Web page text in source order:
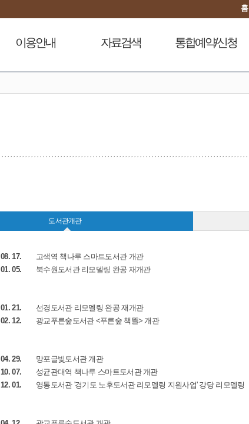
홈
이용안내
자료기증
자료검색
추천도서
통합예약/신청
열람실좌석현황
도서관개관
08. 17.
고색역 책나루 스마트도서관 개관
01. 05.
북수원도서관 리모델링 완공 재개관
01. 21.
선경도서관 리모델링 완공 재개관
02. 12.
광교푸른숲도서관 <푸른숲 책뜰> 개관
04. 29.
망포글빛도서관 개관
10. 07.
성균관대역 책나루 스마트도서관 개관
12. 01.
영통도서관 '경기도 노후도서관 리모델링 지원사업' 강당 리모델링